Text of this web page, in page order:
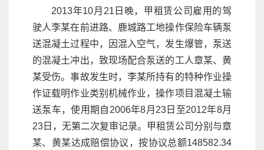
2013年10月21日晚，甲租赁公司雇用的驾
驶人李某在前进路、鹿城路工地操作保险车辆泵
送混凝土过程中，因混入空气，发生爆管，泵送
的混凝土冲出，致现场配合泵送的工人章某、黄
某受伤。事故发生时，李某所持有的特种作业操
作证载明作业类别机械作业，操作项目混凝土输
送泵车，使用期自2006年8月23日至2012年8月
23日，无第二次复审记录。甲租赁公司分别与章
某、黄某达成赔偿协议，按协议总额148582.34